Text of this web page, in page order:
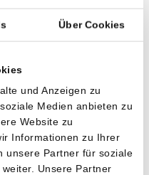
Über Cookies
und Anzeigen zu
Medien anbieten zu
Website zu
Informationen zu Ihrer
unsere Partner für soziale
Unsere Partner
Trump behauptet seit
Gange sindund
Kontakt mit China
– nur für kurze
zwischen